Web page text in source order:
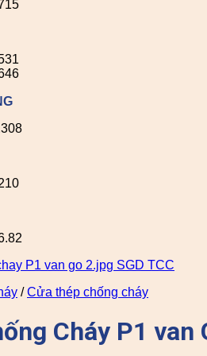
/ Cửa thép chống cháy
Cháy P1 van